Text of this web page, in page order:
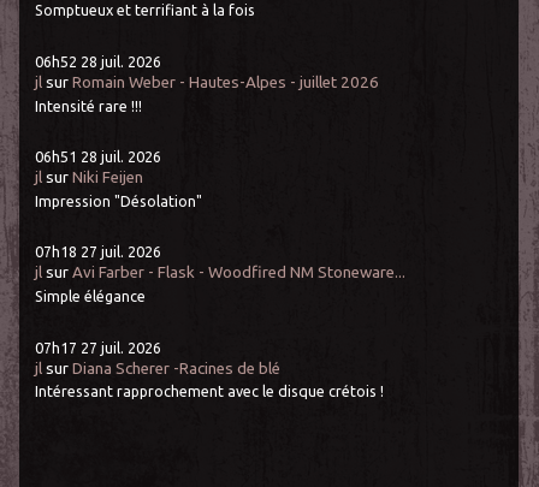
Somptueux et terrifiant à la fois
06h52 28 juil. 2026
jl surRomain Weber - Hautes-Alpes - juillet 2026
Intensité rare !!!
06h51 28 juil. 2026
jl surNiki Feijen
Impression "Désolation"
07h18 27 juil. 2026
jl surAvi Farber - Flask - Woodfired NM Stoneware...
Simple élégance
07h17 27 juil. 2026
jl surDiana Scherer -Racines de blé
Intéressant rapprochement avec le disque crétois !